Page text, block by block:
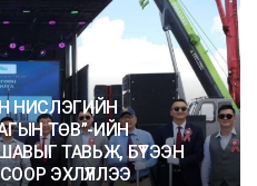
НИСЛЭГИЙН
ТӨВ”-ИЙН
ТАВЬЖ, БҮТЭЭН
ЭХЛҮҮЛЛЭЭ